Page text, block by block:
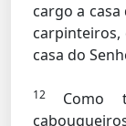
cargo a
carpinteiros,
casa do
12
Como